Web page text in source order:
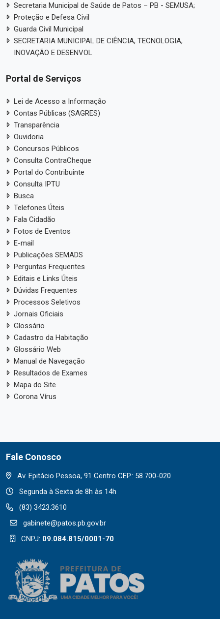
Secretaria Municipal de Saúde de Patos – PB - SEMUSA;
Proteção e Defesa Civil
Guarda Civil Municipal
SECRETARIA MUNICIPAL DE CIÊNCIA, TECNOLOGIA,
INOVAÇÃO E DESENVOL
Portal de Serviços
Lei de Acesso a Informação
Contas Públicas (SAGRES)
Transparência
Ouvidoria
Concursos Públicos
Consulta ContraCheque
Portal do Contribuinte
Consulta IPTU
Busca
Telefones Úteis
Fala Cidadão
Fotos de Eventos
E-mail
Publicações SEMADS
Perguntas Frequentes
Editais e Links Úteis
Dúvidas Frequentes
Processos Seletivos
Jornais Oficiais
Glossário
Cadastro da Habitação
Glossário Web
Manual de Navegação
Resultados de Exames
Mapa do Site
Corona Vírus
Fale Conosco
Av. Epitácio Pessoa, 91 Centro CEP.: 58.700-020
Segunda à Sexta de 8h às 14h
(83) 3423.3610
gabinete@patos.pb.gov.br
CNPJ: 09.084.815/0001-70